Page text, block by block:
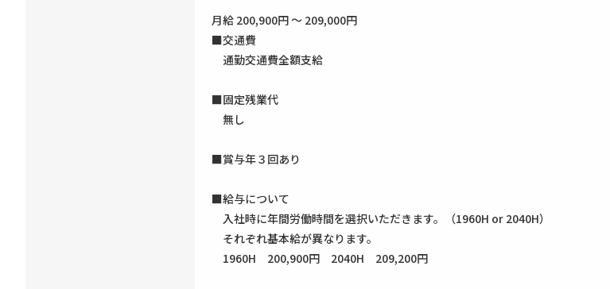
月給 200,900円 ～ 209,000円
■交通費
通勤交通費全額支給
■固定残業代
無し
■賞与年３回あり
■給与について
入社時に年間労働時間を選択いただきます。（1960H or 2040H）
それぞれ基本給が異なります。
1960H 200,900円 2040H 209,200円